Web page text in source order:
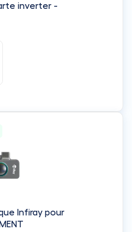
inverter -
Infiray pour